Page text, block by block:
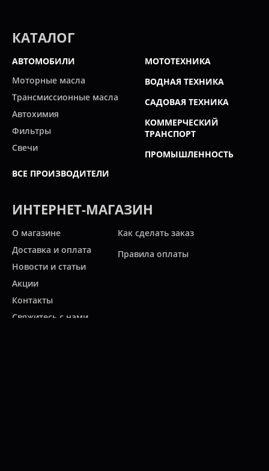
КАТАЛОГ
АВТОМОБИЛИ
Моторные масла
Трансмиссионные масла
Автохимия
Фильтры
Свечи
ВСЕ ПРОИЗВОДИТЕЛИ
МОТОТЕХНИКА
ВОДНАЯ ТЕХНИКА
САДОВАЯ ТЕХНИКА
КОММЕРЧЕСКИЙ
ТРАНСПОРТ
ПРОМЫШЛЕННОСТЬ
ИНТЕРНЕТ-МАГАЗИН
О магазине
Доставка и оплата
Новости и статьи
Акции
Контакты
Свяжитесь с нами
Как сделать заказ
Правила оплаты